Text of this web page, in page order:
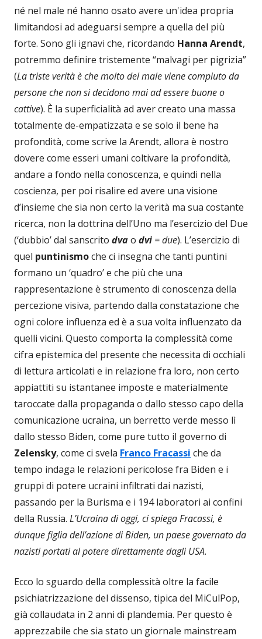
né nel male né hanno osato avere un'idea propria
limitandosi ad adeguarsi sempre a quella del più
forte. Sono gli ignavi che, ricordando Hanna Arendt,
potremmo definire tristemente “malvagi per pigrizia”
(La triste verità è che molto del male viene compiuto da
persone che non si decidono mai ad essere buone o
cattive). È la superficialità ad aver creato una massa
totalmente de-empatizzata e se solo il bene ha
profondità, come scrive la Arendt, allora è nostro
dovere come esseri umani coltivare la profondità,
andare a fondo nella conoscenza, e quindi nella
coscienza, per poi risalire ed avere una visione
d’insieme che sia non certo la verità ma sua costante
ricerca, non la dottrina dell’Uno ma l’esercizio del Due
(‘dubbio’ dal sanscrito dvao dvi = due). L’esercizio di
quel puntinismoche ci insegna che tanti puntini
formano un ‘quadro’ e che più che una
rappresentazione è strumento di conoscenza della
percezione visiva, partendo dalla constatazione che
ogni colore influenza ed è a sua volta influenzato da
quelli vicini. Questo comporta la complessità come
cifra epistemica del presente che necessita di occhiali
di lettura articolati e in relazione fra loro, non certo
appiattiti su istantanee imposte e materialmente
taroccate dalla propaganda o dallo stesso capo della
comunicazione ucraina, un berretto verde messo lì
dallo stesso Biden, come pure tutto il governo di
Zelensky, come ci svela Franco Fracassi che da
tempo indaga le relazioni pericolose fra Biden e i
gruppi di potere ucraini infiltrati dai nazisti,
passando per la Burisma e i 194 laboratori ai confini
della Russia. L’Ucraina di oggi, ci spiega Fracassi, è
dunque figlia dell’azione di Biden, un paese governato da
nazisti portati al potere direttamente dagli USA.
Ecco lo sguardo della complessità oltre la facile
psichiatrizzazione del dissenso, tipica del MiCulPop,
già collaudata in 2 anni di plandemia. Per questo è
apprezzabile che sia stato un giornale mainstream